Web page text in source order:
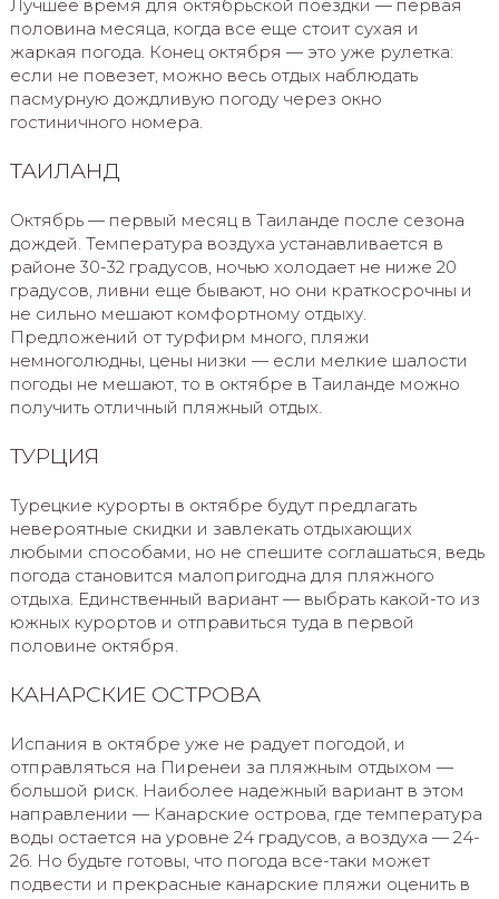
Лучшее время для октябрьской поездки — первая
половина месяца, когда все еще стоит сухая и
жаркая погода. Конец октября — это уже рулетка:
если не повезет, можно весь отдых наблюдать
пасмурную дождливую погоду через окно
гостиничного номера.
ТАИЛАНД
Октябрь — первый месяц в Таиланде после сезона
дождей. Температура воздуха устанавливается в
районе 30-32 градусов, ночью холодает не ниже 20
градусов, ливни еще бывают, но они краткосрочны и
не сильно мешают комфортному отдыху.
Предложений от турфирм много, пляжи
немноголюдны, цены низки — если мелкие шалости
погоды не мешают, то в октябре в Таиланде можно
получить отличный пляжный отдых.
ТУРЦИЯ
Турецкие курорты в октябре будут предлагать
невероятные скидки и завлекать отдыхающих
любыми способами, но не спешите соглашаться, ведь
погода становится малопригодна для пляжного
отдыха. Единственный вариант — выбрать какой-то из
южных курортов и отправиться туда в первой
половине октября.
КАНАРСКИЕ ОСТРОВА
Испания в октябре уже не радует погодой, и
отправляться на Пиренеи за пляжным отдыхом —
большой риск. Наиболее надежный вариант в этом
направлении — Канарские острова, где температура
воды остается на уровне 24 градусов, а воздуха — 24-
26. Но будьте готовы, что погода все-таки может
подвести и прекрасные канарские пляжи оценить в